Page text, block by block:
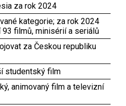
za rok 2024
kategorie; za rok 2024
filmů, minisérií a seriálů
za Českou republiku
studentský film
animovaný film a televizní